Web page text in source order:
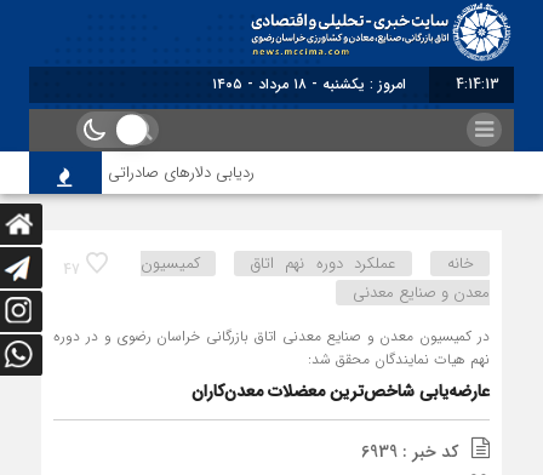
4:14:13 برابر با : Sunda
ردیابی دلارهای صادراتی از اصلاح
47 خانه عملکرد دوره نهم اتاق
کمیسیون
معدن و صنایع معدنی
در کمیسیون معدن و صنایع معدنی اتاق بازرگانی خراسان رضوی و در دوره
نهم هیات نمایندگان محقق شد:
عارضه‌یابی شاخص‌ترین معضلات معدن‌کاران
کد خبر : 6939